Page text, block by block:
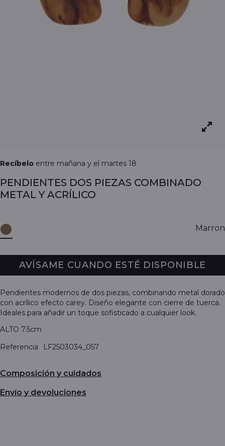
Recíbelo entre mañana y el martes 18
PENDIENTES DOS PIEZAS COMBINADO
METAL Y ACRÍLICO
Marron
AVÍSAME CUANDO ESTÉ DISPONIBLE
Pendientes modernos de dos piezas, combinando metal dorado
con acrílico efecto carey. Diseño elegante con cierre de tuerca.
Ideales para añadir un toque sofisticado a cualquier look.
ALTO 7.5cm
Referencia
LF2503034_057
Composición y cuidados
Envío y devoluciones